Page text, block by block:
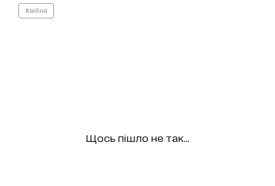
#війна
Щось пішло не так...